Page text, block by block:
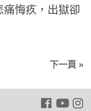
痛悔疚，出獄卻
下一頁 »